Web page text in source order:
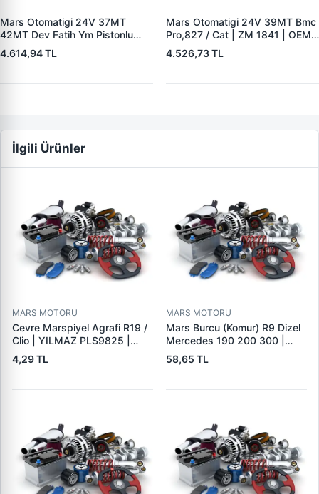
Mars Otomatigi 24V 37MT
42MT Dev Fatih Ym Pistonlu
Bmc Profesyonel Catterpiller Is
Makinasi | ZM 0361 | OEM
4.614,94 TL
Mars Otomatigi 24V 39MT Bmc
Pro,827 / Cat | ZM 1841 | OEM
3102763 3103305
4.526,73 TL
İlgili Ürünler
MARS MOTORU
Cevre Marspiyel Agrafi R19 /
Clio | YILMAZ PLS9825 |
OEM 7703077256
4,29 TL
MARS MOTORU
Mars Burcu (Komur) R9 Dizel
Mercedes 190 200 300 |
GOVA B047
58,65 TL